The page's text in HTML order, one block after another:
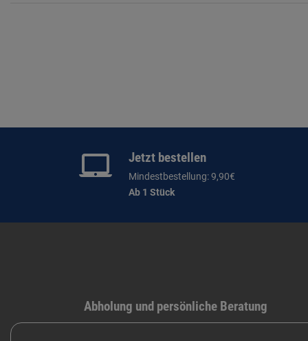
Jetzt bestellen
Mindestbestellung: 9,90€
Ab 1 Stück
Abholung und persönliche Beratung